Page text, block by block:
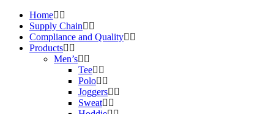
Home
Supply Chain
Compliance and Quality
Products
Men’s
Tee
Polo
Joggers
Sweat